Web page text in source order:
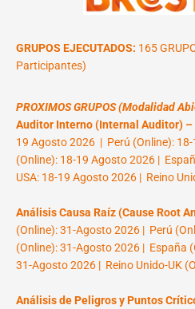
GRUPOS EJECUTADOS: 165
Participantes)
PROXIMOS GRUPOS (Modalidad
Auditor Interno (Internal Auditor) –
19 Agosto 2026 | Perú (Online):
(Online): 18-19 Agosto 2026 |
USA: 18-19 Agosto 2026 | Reino
Análisis Causa Raíz (Cause Root
(Online): 31-Agosto 2026 | Perú
(Online): 31-Agosto 2026 | España
31-Agosto 2026 | Reino Unido-UK
Análisis de Peligros y Puntos